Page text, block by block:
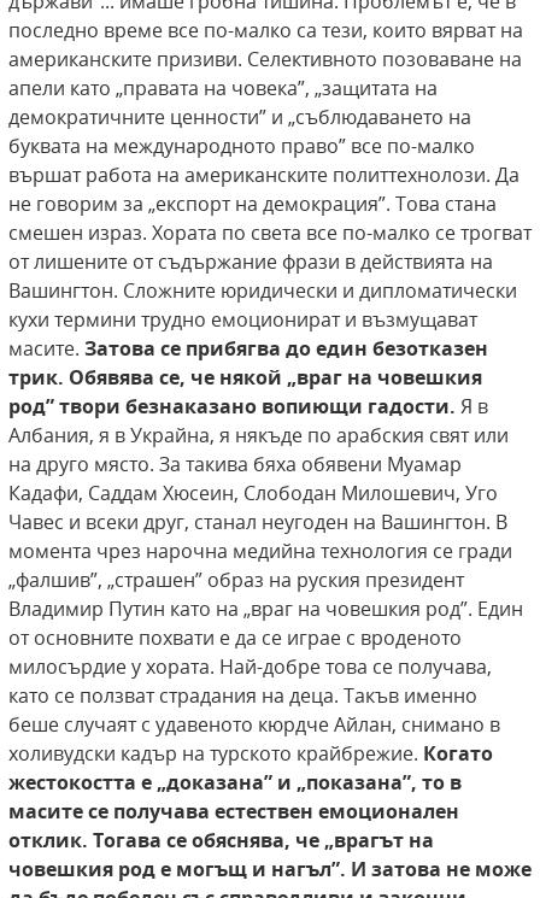
последно време все по-малко са тези, които вярват на
американските призиви. Селективното позоваване на
апели като „правата на човека”, „защитата на
демократичните ценности” и „съблюдаването на
буквата на международното право” все по-малко
вършат работа на американските политтехнолози. Да
не говорим за „експорт на демокрация”. Това стана
смешен израз. Хората по света все по-малко се трогват
от лишените от съдържание фрази в действията на
Вашингтон. Сложните юридически и дипломатически
кухи термини трудно емоционират и възмущават
масите. Затова се прибягва до един безотказен
трик. Обявява се, че някой „враг на човешкия
род” твори безнаказано вопиющи гадости. Я в
Албания, я в Украйна, я някъде по арабския свят или
на друго място. За такива бяха обявени Муамар
Кадафи, Саддам Хюсеин, Слободан Милошевич, Уго
Чавес и всеки друг, станал неугоден на Вашингтон. В
момента чрез нарочна медийна технология се гради
„фалшив”, „страшен” образ на руския президент
Владимир Путин като на „враг на човешкия род”. Един
от основните похвати е да се играе с вроденото
милосърдие у хората. Най-добре това се получава,
като се ползват страдания на деца. Такъв именно
беше случаят с удавеното кюрдче Айлан, снимано в
холивудски кадър на турското крайбрежие. Когато
жестокостта е „доказана” и „показана”, то в
масите се получава естествен емоционален
отклик. Тогава се обяснява, че „врагът на
човешкия род е могъщ и нагъл”. И затова не може